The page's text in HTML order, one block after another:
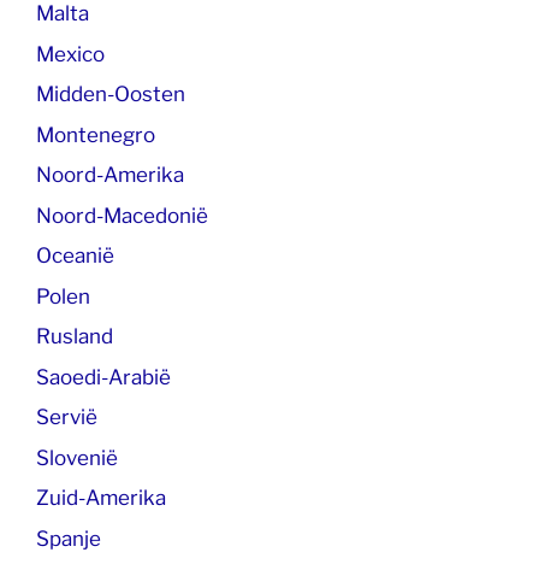
Malta
Mexico
Midden-Oosten
Montenegro
Noord-Amerika
Noord-Macedonië
Oceanië
Polen
Rusland
Saoedi-Arabië
Servië
Slovenië
Zuid-Amerika
Spanje